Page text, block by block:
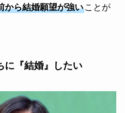
から結婚願望が強いことが
『結婚』したい